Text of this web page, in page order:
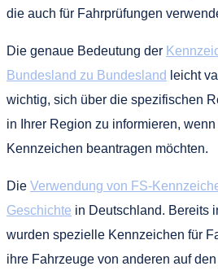
die auch für Fahrprüfungen
Die genaue Bedeutung der
Bundesland zu Bundesland leicht
wichtig, sich über die spezifischen
in Ihrer Region zu informieren,
Kennzeichen beantragen möchten.
Die Verwendung von FS-
Geschichte in Deutschland. Bereits
wurden spezielle Kennzeichen für
ihre Fahrzeuge von anderen auf